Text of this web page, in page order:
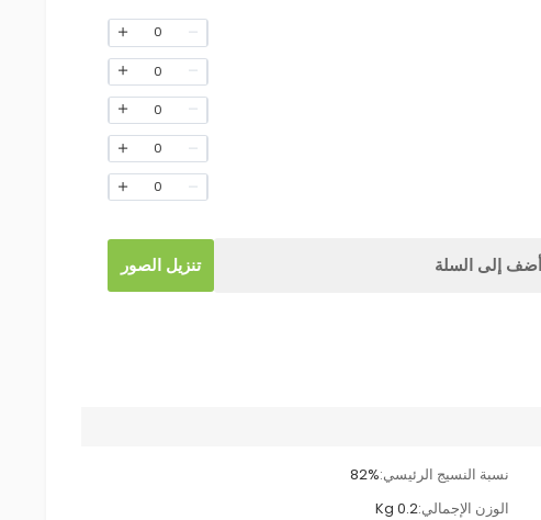
0
0
0
0
0
أضف إلى السلة تنزيل الصور
نسبة النسيج الرئيسي:82%
الوزن الإجمالي:0.2 Kg